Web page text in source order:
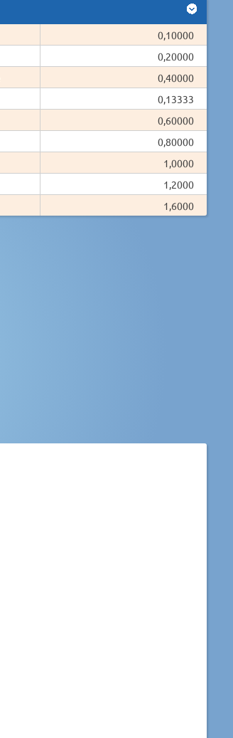
0,10000
0,20000
0,40000
0,13333
0,60000
0,80000
1,0000
1,2000
1,6000